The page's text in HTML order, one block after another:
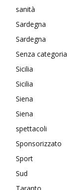
sanità
Sardegna
Sardegna
Senza categoria
Sicilia
Sicilia
Siena
Siena
spettacoli
Sponsorizzato
Sport
Sud